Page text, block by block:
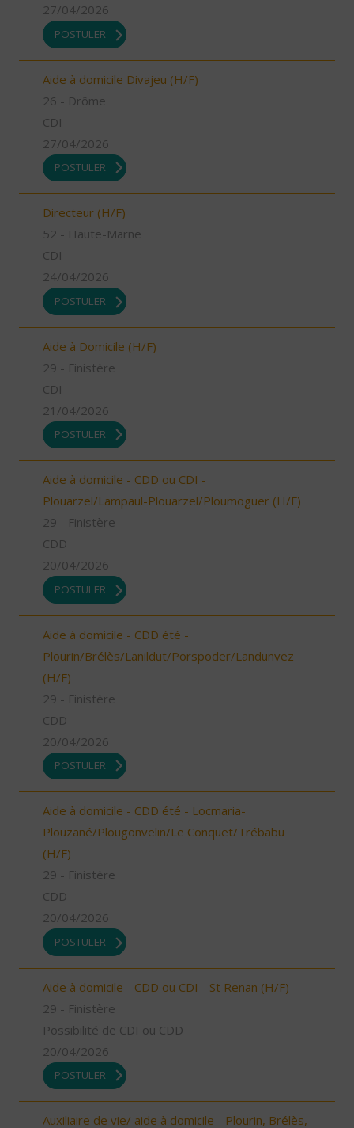
27/04/2026
POSTULER
Aide à domicile Divajeu (H/F)
26 - Drôme
CDI
27/04/2026
POSTULER
Directeur (H/F)
52 - Haute-Marne
CDI
24/04/2026
POSTULER
Aide à Domicile (H/F)
29 - Finistère
CDI
21/04/2026
POSTULER
Aide à domicile - CDD ou CDI -
Plouarzel/Lampaul-Plouarzel/Ploumoguer (H/F)
29 - Finistère
CDD
20/04/2026
POSTULER
Aide à domicile - CDD été -
Plourin/Brélès/Lanildut/Porspoder/Landunvez
(H/F)
29 - Finistère
CDD
20/04/2026
POSTULER
Aide à domicile - CDD été - Locmaria-
Plouzané/Plougonvelin/Le Conquet/Trébabu
(H/F)
29 - Finistère
CDD
20/04/2026
POSTULER
Aide à domicile - CDD ou CDI - St Renan (H/F)
29 - Finistère
Possibilité de CDI ou CDD
20/04/2026
POSTULER
Auxiliaire de vie/ aide à domicile - Plourin, Brélès,